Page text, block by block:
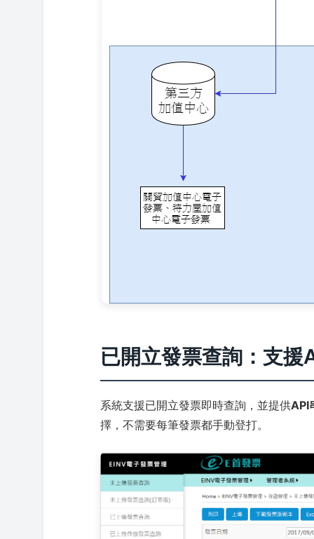
已開立發票查詢：支
系統支援已開立發票即時查詢，並提供API
擇，不需要每筆發票都手動登打。